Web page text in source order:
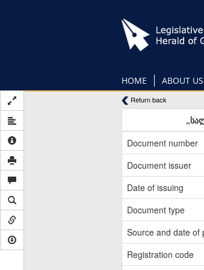
HOME ABOUT US
Return back
Document number
Document issuer
Date of issuing
Document type
Source and date of
Registration code